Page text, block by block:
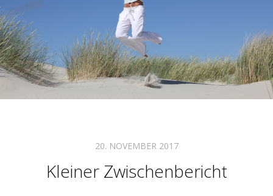
20. NOVEMBER 2017
Kleiner Zwischenbericht